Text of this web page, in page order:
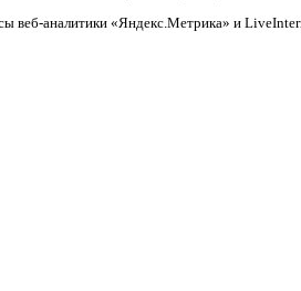
веб-аналитики «Яндекс.Метрика» и